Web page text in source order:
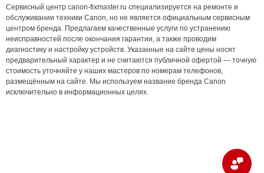
Сервисный центр canon-fixmaster.ru специализируется на ремонте и
обслуживании техники Canon, но не является официальным сервисным
центром бренда. Предлагаем качественные услуги по устранению
неисправностей после окончания гарантии, а также проводим
диагностику и настройку устройств. Указанные на сайте цены носят
предварительный характер и не считаются публичной офертой — точную
стоимость уточняйте у наших мастеров по номерам телефонов,
размещённым на сайте. Мы используем название бренда Canon
исключительно в информационных целях.